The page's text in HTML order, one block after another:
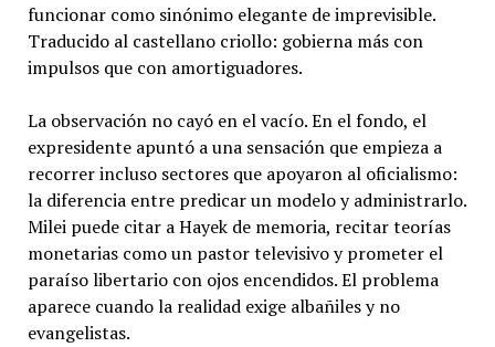
funcionar como sinónimo elegante de imprevisible.
Traducido al castellano criollo: gobierna más con
impulsos que con amortiguadores.
La observación no cayó en el vacío. En el fondo, el
expresidente apuntó a una sensación que empieza a
recorrer incluso sectores que apoyaron al oficialismo:
la diferencia entre predicar un modelo y administrarlo.
Milei puede citar a Hayek de memoria, recitar teorías
monetarias como un pastor televisivo y prometer el
paraíso libertario con ojos encendidos. El problema
aparece cuando la realidad exige albañiles y no
evangelistas.